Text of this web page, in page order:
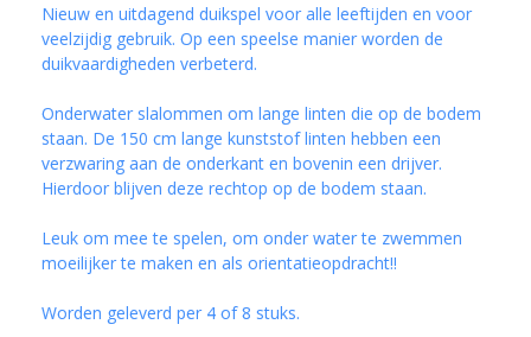
Nieuw en uitdagend duikspel voor alle leeftijden en voor
veelzijdig gebruik. Op een speelse manier worden de
duikvaardigheden verbeterd.
Onderwater slalommen om lange linten die op de bodem
staan. De 150 cm lange kunststof linten hebben een
verzwaring aan de onderkant en bovenin een drijver.
Hierdoor blijven deze rechtop op de bodem staan.
Leuk om mee te spelen, om onder water te zwemmen
moeilijker te maken en als orientatieopdracht!!
Worden geleverd per 4 of 8 stuks.